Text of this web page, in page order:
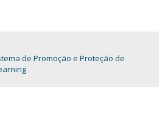
de Promoção e Proteção de